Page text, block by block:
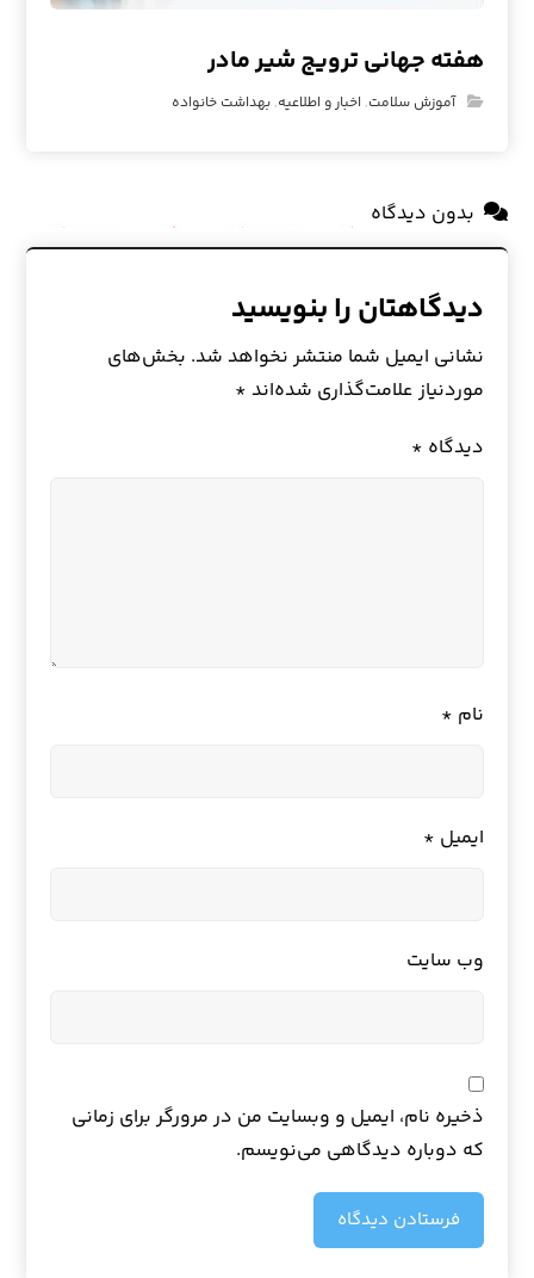
هفته جهانی ترویج شیر مادر
آموزش سلامت, اخبار و اطلاعیه,بهداشت خانواده
بدون دیدگاه
دیدگاهتان را بنویسید
نشانی ایمیل شما منتشر نخواهد شد. بخش‌های
موردنیاز علامت‌گذاری شده‌اند *
دیدگاه *
نام *
ایمیل *
وب‌ سایت
ذخیره نام، ایمیل و وبسایت من در مرورگر برای زمانی
که دوباره دیدگاهی می‌نویسم.
فرستادن دیدگاه